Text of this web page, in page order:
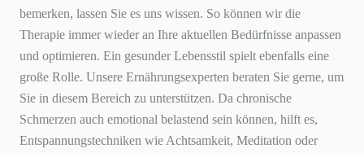
bemerken, lassen Sie es uns wissen. So können wir die
Therapie immer wieder an Ihre aktuellen Bedürfnisse anpassen
und optimieren. Ein gesunder Lebensstil spielt ebenfalls eine
große Rolle. Unsere Ernährungsexperten beraten Sie gerne, um
Sie in diesem Bereich zu unterstützen. Da chronische
Schmerzen auch emotional belastend sein können, hilft es,
Entspannungstechniken wie Achtsamkeit, Meditation oder